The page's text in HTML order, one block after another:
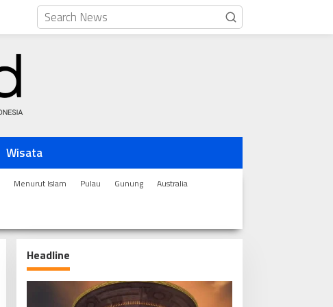
Wisata
Menurut Islam Pulau Gunung Australia
Headline